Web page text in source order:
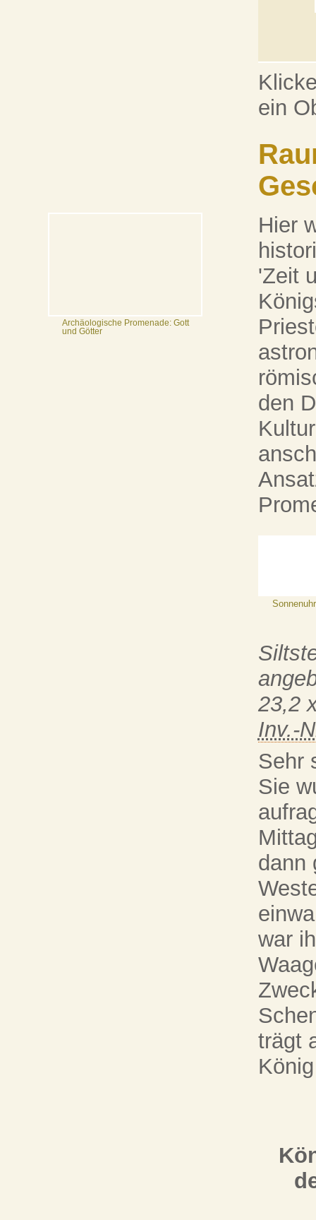
ein
Archäologische Promenade: Gott
und Götter
Hier
'Zeit
den
Sonnenuhr
23,2
Inv.-
Sehr
Sie
dann
war
trägt